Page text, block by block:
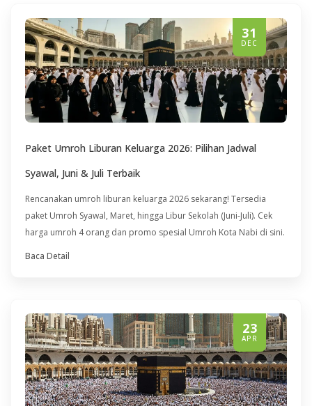
31
DEC
Paket Umroh Liburan Keluarga 2026: Pilihan Jadwal
Syawal, Juni & Juli Terbaik
Rencanakan umroh liburan keluarga 2026 sekarang! Tersedia
paket Umroh Syawal, Maret, hingga Libur Sekolah (Juni-Juli). Cek
harga umroh 4 orang dan promo spesial Umroh Kota Nabi di sini.
Baca Detail
23
APR